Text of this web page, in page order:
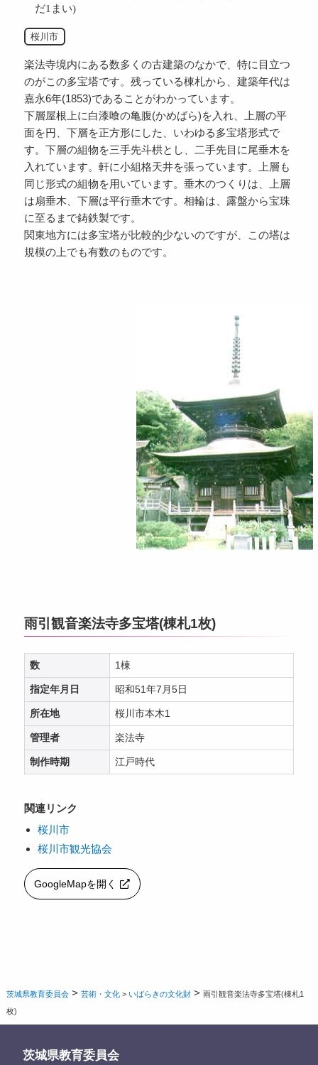
だ1まい)
桜川市
楽法寺境内にある数多くの古建築のなかで、特に目立つ
のがこの多宝塔です。残っている棟札から、建築年代は
嘉永6年(1853)であることがわかっています。
下層屋根上に白漆喰の亀腹(かめばら)を入れ、上層の平
面を円、下層を正方形にした、いわゆる多宝塔形式で
す。下層の組物を三手先斗栱とし、二手先目に尾垂木を
入れています。軒に小組格天井を張っています。上層も
同じ形式の組物を用いています。垂木のつくりは、上層
は扇垂木、下層は平行垂木です。相輪は、露盤から宝珠
に至るまで鋳鉄製です。
関東地方には多宝塔が比較的少ないのですが、この塔は
規模の上でも有数のものです。
雨引観音楽法寺多宝塔(棟札1枚)
数 1棟
指定年月日 昭和51年7月5日
所在地 桜川市本木1
管理者 楽法寺
制作時期 江戸時代
関連リンク
桜川市
桜川市観光協会
GoogleMapを開く
茨城県教育委員会 >芸術・文化 > いばらきの文化財 >雨引観音楽法寺多宝塔(棟札1
枚)
茨城県教育委員会